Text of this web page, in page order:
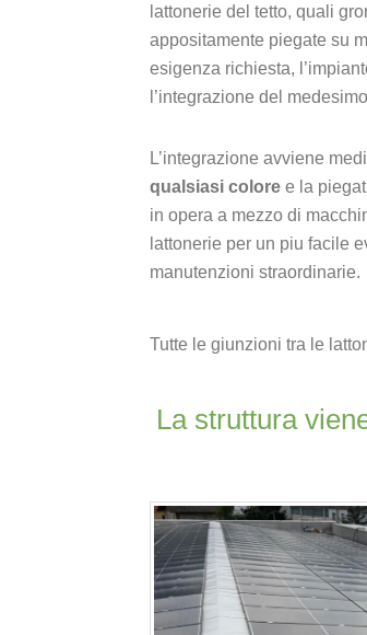
lattonerie del tetto, quali
appositamente piegate su
esigenza richiesta,
l’integrazione del
L’integrazione avviene
qualsiasi colore e la
in opera a mezzo di
lattonerie per un piu facile
manutenzioni straordinarie.
Tutte le giunzioni tra le
La struttura